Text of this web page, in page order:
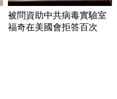
被問資助中共病毒實驗室
福奇在美國會拒答百次